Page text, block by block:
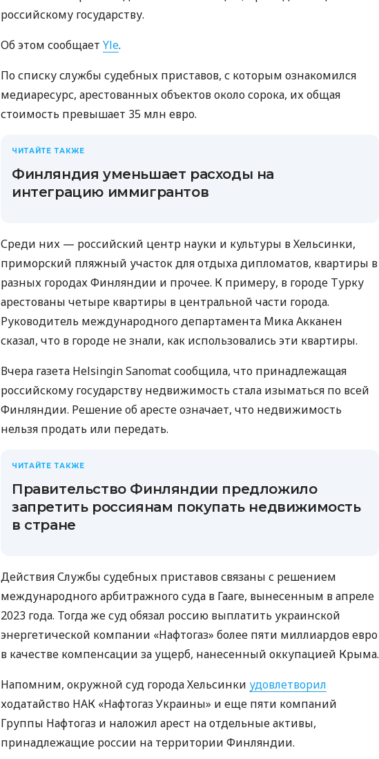
российскому государству.
Об этом сообщает Yle.
По списку службы судебных приставов, с которым ознакомился
медиаресурс, арестованных объектов около сорока, их общая
стоимость превышает 35 млн евро.
ЧИТАЙТЕ ТАКЖЕ
Финляндия уменьшает расходы на
интеграцию иммигрантов
Среди них — российский центр науки и культуры в Хельсинки,
приморский пляжный участок для отдыха дипломатов, квартиры в
разных городах Финляндии и прочее. К примеру, в городе Турку
арестованы четыре квартиры в центральной части города.
Руководитель международного департамента Мика Акканен
сказал, что в городе не знали, как использовались эти квартиры.
Вчера газета Helsingin Sanomat сообщила, что принадлежащая
российскому государству недвижимость стала изыматься по всей
Финляндии. Решение об аресте означает, что недвижимость
нельзя продать или передать.
ЧИТАЙТЕ ТАКЖЕ
Правительство Финляндии предложило
запретить россиянам покупать недвижимость
в стране
Действия Службы судебных приставов связаны с решением
международного арбитражного суда в Гааге, вынесенным в апреле
2023 года. Тогда же суд обязал россию выплатить украинской
энергетической компании «Нафтогаз» более пяти миллиардов евро
в качестве компенсации за ущерб, нанесенный оккупацией Крыма.
Напомним, окружной суд города Хельсинки удовлетворил
ходатайство НАК «Нафтогаз Украины» и еще пяти компаний
Группы Нафтогаз и наложил арест на отдельные активы,
принадлежащие россии на территории Финляндии.